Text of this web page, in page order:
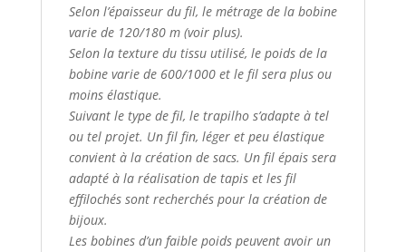
Selon l’épaisseur du fil, le métrage de la bobine
varie de 120/180 m (voir plus).
Selon la texture du tissu utilisé, le poids de la
bobine varie de 600/1000 et le fil sera plus ou
moins élastique.
Suivant le type de fil, le trapilho s’adapte à tel
ou tel projet. Un fil fin, léger et peu élastique
convient à la création de sacs. Un fil épais sera
adapté à la réalisation de tapis et les fil
effilochés sont recherchés pour la création de
bijoux.
Les bobines d’un faible poids peuvent avoir un